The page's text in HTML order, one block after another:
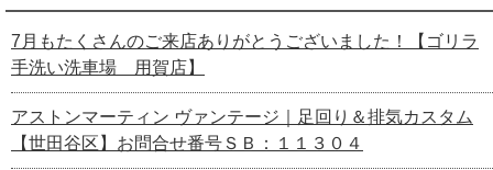
7月もたくさんのご来店ありがとうございました！【ゴリラ
手洗い洗車場 用賀店】
アストンマーティン ヴァンテージ｜足回り＆排気カスタム
【世田谷区】お問合せ番号ＳＢ：１１３０４